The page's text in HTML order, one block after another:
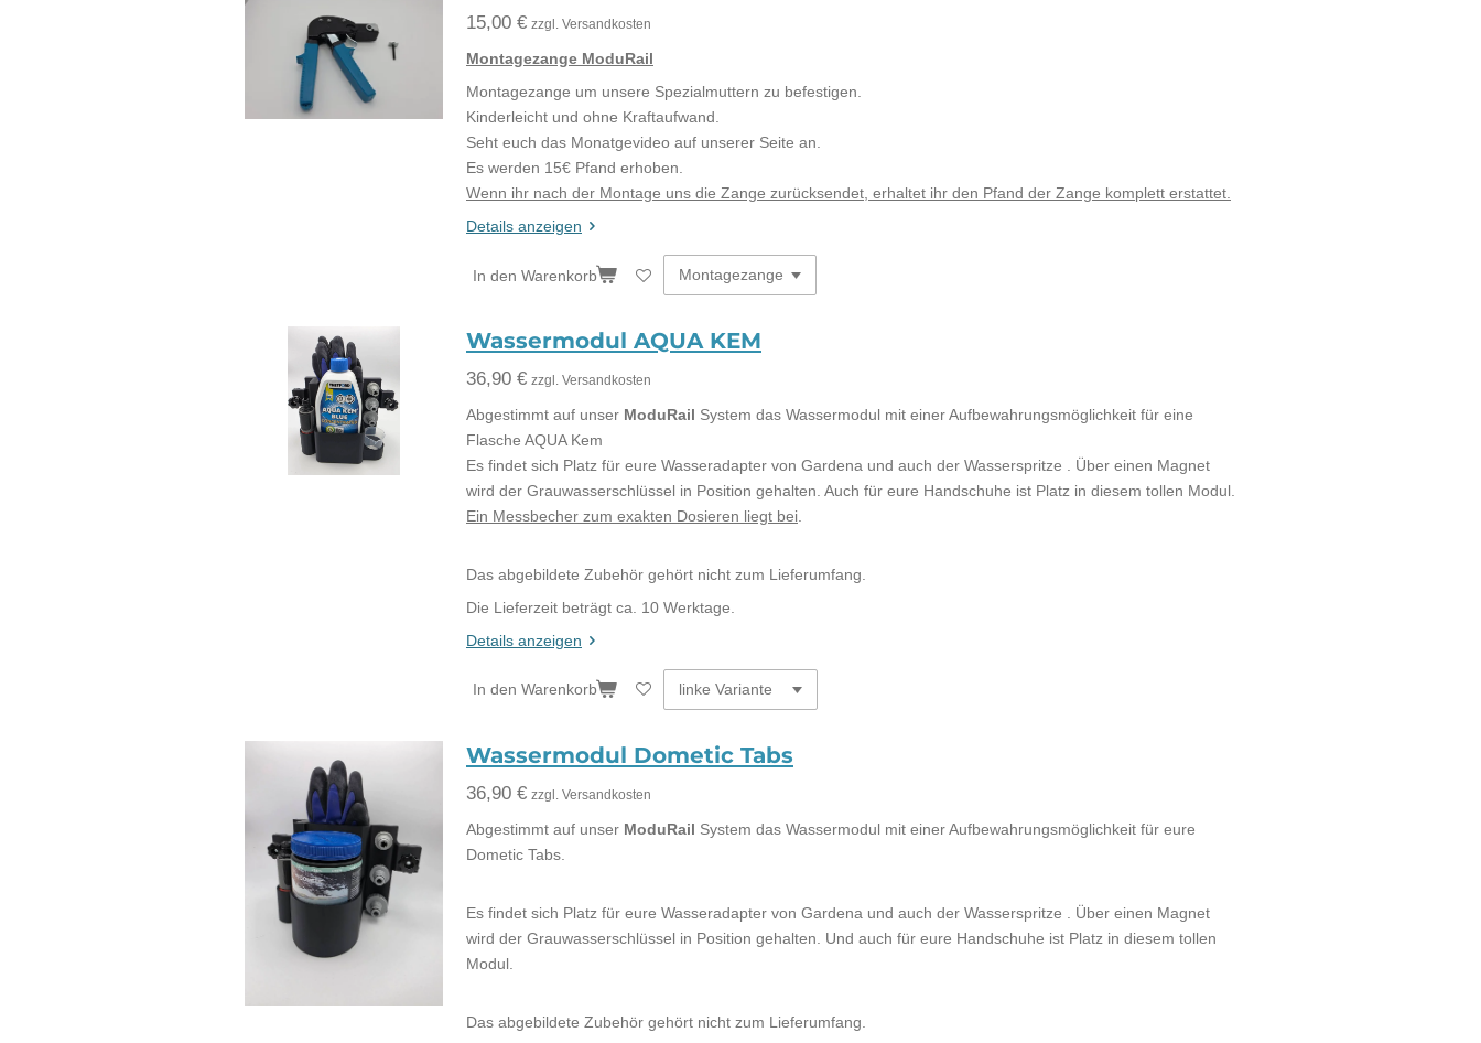
15,00 € zzgl. Versandkosten
Montagezange ModuRail
Montagezange um unsere Spezialmuttern zu befestigen.
Kinderleicht und ohne Kraftaufwand.
Seht euch das Monatgevideo auf unserer Seite an.
Es werden 15€ Pfand erhoben.
Wenn ihr nach der Montage uns die Zange zurücksendet, erhaltet ihr den Pfand der Zange komplett erstattet.
Details anzeigen
In den Warenkorb
Wassermodul AQUA KEM
36,90 € zzgl. Versandkosten
Abgestimmt auf unser ModuRail System das Wassermodul mit einer Aufbewahrungsmöglichkeit für eine
Flasche AQUA Kem
Es findet sich Platz für eure Wasseradapter von Gardena und auch der Wasserspritze . Über einen Magnet
wird der Grauwasserschlüssel in Position gehalten. Auch für eure Handschuhe ist Platz in diesem tollen Modul.
Ein Messbecher zum exakten Dosieren liegt bei
Das abgebildete Zubehör gehört nicht zum Lieferumfang.
Die Lieferzeit beträgt ca. 10 Werktage.
Details anzeigen
In den Warenkorb
Wassermodul Dometic Tabs
36,90 € zzgl. Versandkosten
Abgestimmt auf unser ModuRail System das Wassermodul mit einer Aufbewahrungsmöglichkeit für eure
Dometic Tabs.
Es findet sich Platz für eure Wasseradapter von Gardena und auch der Wasserspritze . Über einen Magnet
wird der Grauwasserschlüssel in Position gehalten. Und auch für eure Handschuhe ist Platz in diesem tollen
Modul.
Das abgebildete Zubehör gehört nicht zum Lieferumfang.